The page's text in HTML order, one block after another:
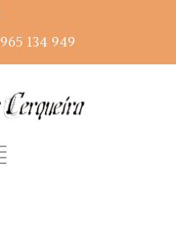
965 134 949